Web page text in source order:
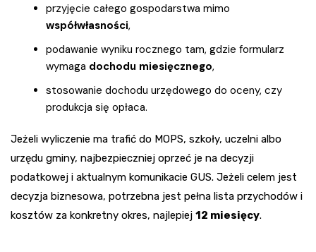
przyjęcie całego gospodarstwa mimo
współwłasności,
podawanie wyniku rocznego tam, gdzie formularz
wymaga dochodu miesięcznego,
stosowanie dochodu urzędowego do oceny, czy
produkcja się opłaca.
Jeżeli wyliczenie ma trafić do MOPS, szkoły, uczelni albo
urzędu gminy, najbezpieczniej oprzeć je na decyzji
podatkowej i aktualnym komunikacie GUS. Jeżeli celem jest
decyzja biznesowa, potrzebna jest pełna lista przychodów i
kosztów za konkretny okres, najlepiej 12 miesięcy.